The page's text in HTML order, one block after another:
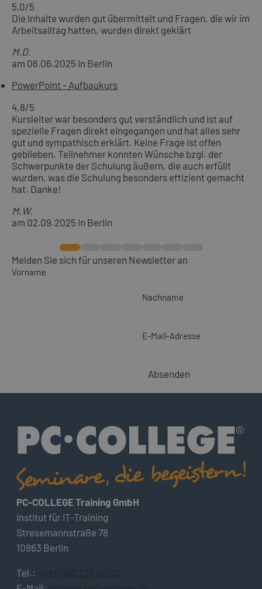
5,0/5
Die Inhalte wurden gut übermittelt und Fragen, die wir im
Arbeitsalltag hatten, wurden direkt geklärt
M.D.
am 06.06.2025 in Berlin
PowerPoint - Aufbaukurs
4,8/5
Kursleiter war besonders gut verständlich und ist auf
spezielle Fragen direkt eingegangen und hat alles sehr
gut und sympathisch erklärt. Keine Frage ist offen
geblieben. Teilnehmer konnten Wünsche bzgl. der
Schwerpunkte der Schulung äußern, die auch erfüllt
wurden, was die Schulung besonders effizient gemacht
hat. Danke!
M.W.
am 02.09.2025 in Berlin
Melden Sie sich für unseren Newsletter an
Vorname
Nachname
E-Mail-Adresse
Absenden
PC-COLLEGE Training GmbH
Institut für IT-Training
Stresemannstraße 78
10963 Berlin
Tel.: +49 (0)30 235 00 00